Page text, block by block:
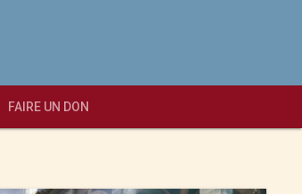
FAIRE UN DON